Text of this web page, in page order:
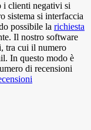
i clienti negativi si
sistema si interfaccia
possibile la richiesta
Il nostro software
tra cui il numero
In questo modo è
di recensioni